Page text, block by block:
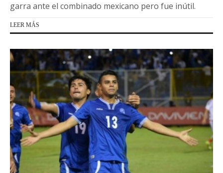
garra ante el combinado mexicano pero fue inútil.
LEER MÁS